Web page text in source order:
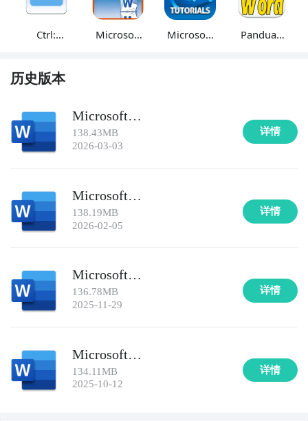
Ctrl:
Shortcuts
Microsoft
Microsoft
Panduan
历史版本
Microsoft
Wordv16.0.19725.20108
138.43MB
2026-03-03
详情
Microsoft
Wordv16.0.19628.20132
138.19MB
2026-02-05
详情
Microsoft
Wordv16.0.19426.20104
136.78MB
2025-11-29
详情
Microsoft
Wordv16.0.19127.20134
134.11MB
2025-10-12
详情